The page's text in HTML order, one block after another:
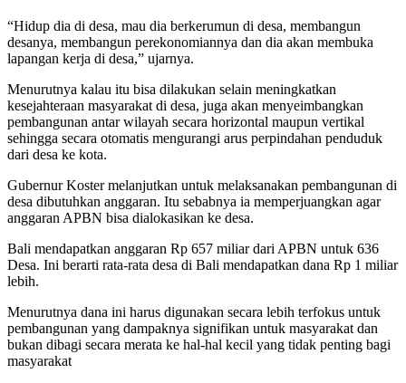
“Hidup dia di desa, mau dia berkerumun di desa, membangun
desanya, membangun perekonomiannya dan dia akan membuka
lapangan kerja di desa,” ujarnya.
Menurutnya kalau itu bisa dilakukan selain meningkatkan
kesejahteraan masyarakat di desa, juga akan menyeimbangkan
pembangunan antar wilayah secara horizontal maupun vertikal
sehingga secara otomatis mengurangi arus perpindahan penduduk
dari desa ke kota.
Gubernur Koster melanjutkan untuk melaksanakan pembangunan di
desa dibutuhkan anggaran. Itu sebabnya ia memperjuangkan agar
anggaran APBN bisa dialokasikan ke desa.
Bali mendapatkan anggaran Rp 657 miliar dari APBN untuk 636
Desa. Ini berarti rata-rata desa di Bali mendapatkan dana Rp 1 miliar
lebih.
Menurutnya dana ini harus digunakan secara lebih terfokus untuk
pembangunan yang dampaknya signifikan untuk masyarakat dan
bukan dibagi secara merata ke hal-hal kecil yang tidak penting bagi
masyarakat